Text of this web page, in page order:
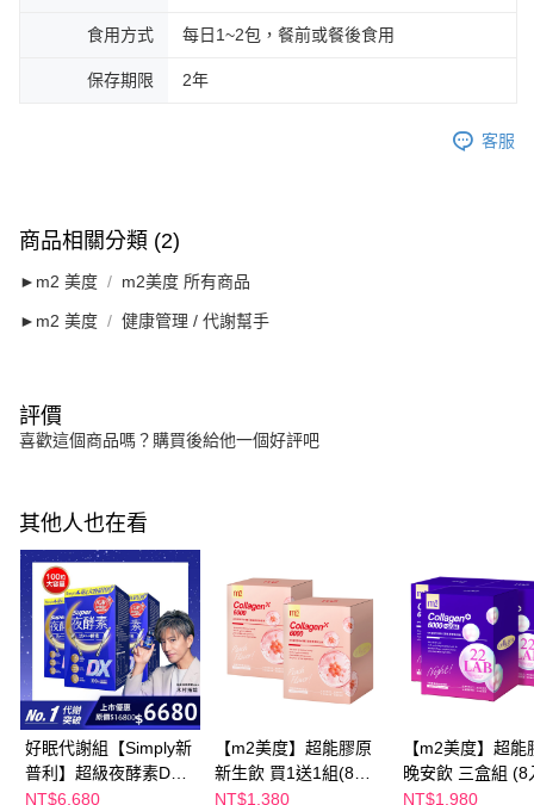
食用方式 每日1~2包，餐前或餐後食用
保存期限 2年
客服
商品相關分類 (2)
►m2 美度 m2美度 所有商品
►m2 美度 健康管理 / 代謝幫手
評價
喜歡這個商品嗎？購買後給他一個好評吧
其他人也在看
好眠代謝組【Simply新
普利】超級夜酵素DX
100錠/盒x3盒 木村拓
NT$6,680
【m2美度】超能膠原
新生飲 買1送1組(8入/
盒.孫藝珍代言-膠原蛋
NT$1,380
【m2美度】超能
晚安飲 三盒組 (8
NT$1,980